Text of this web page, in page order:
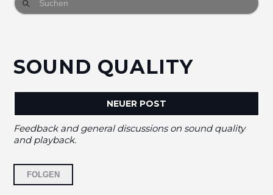
SOUND QUALITY
NEUER POST
Feedback and general discussions on sound quality
and playback.
FOLGEN